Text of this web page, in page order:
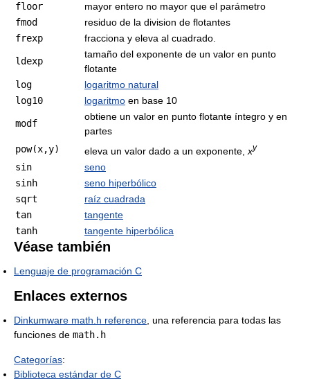
floor
mayor entero no mayor que el parámetro
fmod
residuo de la division de flotantes
frexp
fracciona y eleva al cuadrado.
ldexp
tamaño del exponente de un valor en punto
flotante
log
logaritmo natural
log10
logaritmo en base 10
modf
obtiene un valor en punto flotante íntegro y en
partes
pow(x,y)
eleva un valor dado a un exponente, xy
sin
seno
sinh
seno hiperbólico
sqrt
raíz cuadrada
tan
tangente
tanh
tangente hiperbólica
Véase también
Lenguaje de programación C
Enlaces externos
Dinkumware math.h reference , una referencia para todas las
funciones de math.h
Categorías:
Biblioteca estándar de C